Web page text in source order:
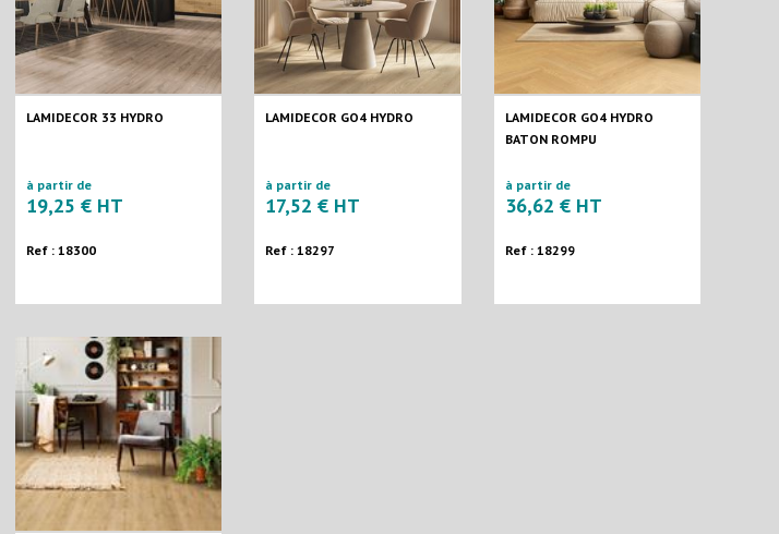
LAMIDECOR 33 HYDRO
à partir de
19,25 € HT
Ref : 18300
LAMIDECOR GO4 HYDRO
à partir de
17,52 € HT
Ref : 18297
LAMIDECOR GO4 HYDRO
BATON ROMPU
à partir de
36,62 € HT
Ref : 18299